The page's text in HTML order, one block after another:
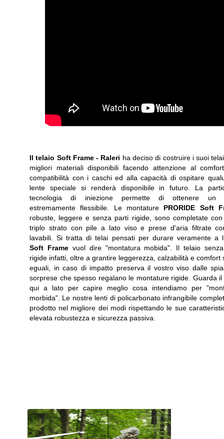
Il telaio Soft Frame - Raleri ha deciso di costruire i suoi
migliori materiali disponibili facendo attenzione al
compatibilità con i caschi ed alla capacità di ospitare
lente speciale si renderà disponibile in futuro. La
tecnologia di iniezione permette di ottenere un
estremamente flessibile. Le montature PRORIDE Soft
robuste, leggere e senza parti rigide, sono completate
triplo strato con pile a lato viso e prese d'aria filtrate
lavabili. Si tratta di telai pensati per durare veramente a
Soft Framevuol dire "montatura mobida". Il telaio
rigide infatti, oltre a grantire leggerezza, calzabilità e comfort
eguali, in caso di impatto preserva il vostro viso dalle
sorprese che spesso regalano le montature rigide. Guarda il
qui a lato per capire meglio cosa intendiamo per
morbida". Le nostre lenti di policarbonato infrangibile
prodotto nel migliore dei modi rispettando le sue
elevata robustezza e sicurezza passiva.